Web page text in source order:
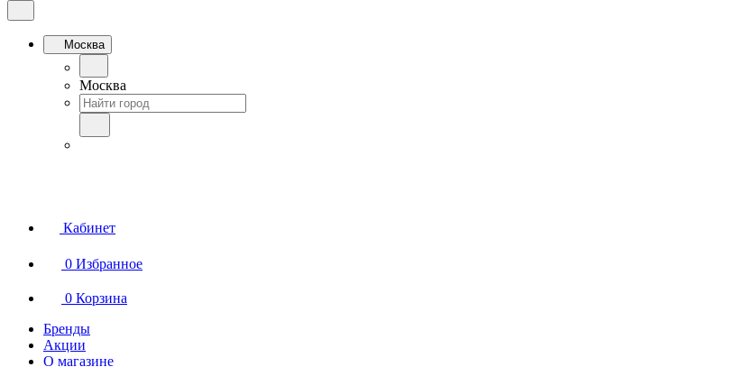
Москва
Москва
Кабинет
0 Избранное
0 Корзина
Бренды
Акции
О магазине